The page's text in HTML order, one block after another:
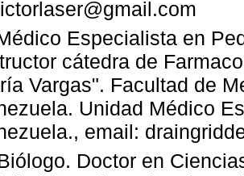
Especialista en
cátedra de
Vargas". Facultad de
Unidad Médico
email:
Doctor en